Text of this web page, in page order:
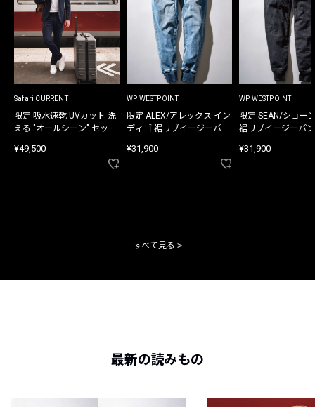
Safari CURRENT
限定 吸水速乾 UVカット 洗
える "オールシーン" セット
¥49,500
WP WESTPOINT
限定 ALEX/アレックス イン
ディゴ 裾リブイージーパン
¥31,900
WP WESTPOINT
限定 SEAN/ショー
裾リブイージーパ
¥31,900
すべて見る
最新の読みもの